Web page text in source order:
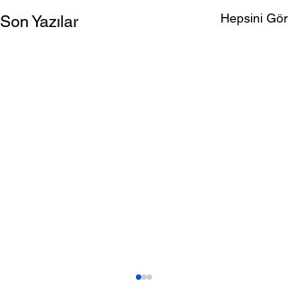
Son Yazılar Hepsini Gör